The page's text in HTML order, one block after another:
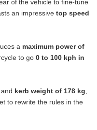
of the vehicle to fine-tune
an impressive top speed
a maximum power of
to go 0 to 100 kph in
kerb weight of 178 kg,
to rewrite the rules in the